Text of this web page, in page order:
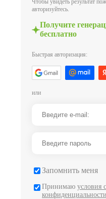
Чтобы увидеть результат
авторизуйтесь.
Получите
бесплатно
Быстрая авторизация:
или
Запомнить меня
Принимаю условия
конфиденциальности